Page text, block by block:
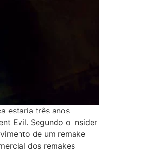
estaria três anos
Evil. Segundo o insider
de um remake
dos remakes